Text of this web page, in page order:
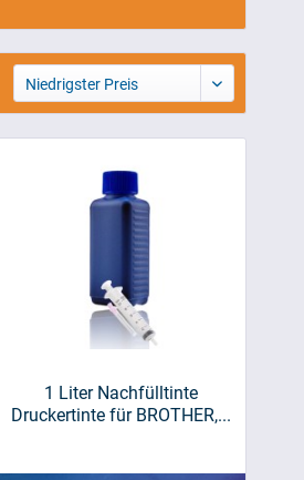
Niedrigster Preis
1 Liter Nachfülltinte
Druckertinte für BROTHER,...